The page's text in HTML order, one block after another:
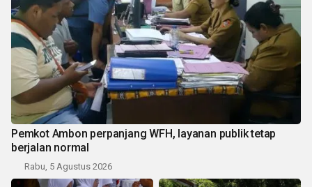
Pemkot Ambon perpanjang WFH, layanan publik tetap
berjalan normal
Rabu, 5 Agustus 2026